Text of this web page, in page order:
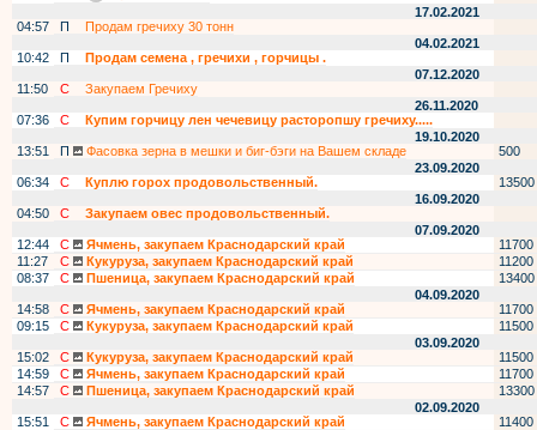
17.02.2021
04:57
П
Продам гречиху 30 тонн
04.02.2021
10:42
П
Продам семена , гречихи , горчицы .
07.12.2020
11:50
С
Закупаем Гречиху
26.11.2020
07:36
С
Купим горчицу лен чечевицу расторопшу гречиху.....
19.10.2020
13:51
П Фасовка зерна в мешки и биг-бэги на Вашем складе
500
23.09.2020
06:34
С Куплю горох продовольственный.
13500
16.09.2020
04:50
С
Закупаем овес продовольственный.
07.09.2020
12:44
С Ячмень, закупаем Краснодарский край
11700
11:27
С Кукуруза, закупаем Краснодарский край
11200
08:37
С Пшеница, закупаем Краснодарский край
13400
04.09.2020
14:58
С Ячмень, закупаем Краснодарский край
11700
09:15
С Кукуруза, закупаем Краснодарский край
11500
03.09.2020
15:02
С Кукуруза, закупаем Краснодарский край
11500
14:59
С Ячмень, закупаем Краснодарский край
11700
14:57
С Пшеница, закупаем Краснодарский край
13300
02.09.2020
15:51
С Ячмень, закупаем Краснодарский край
11400